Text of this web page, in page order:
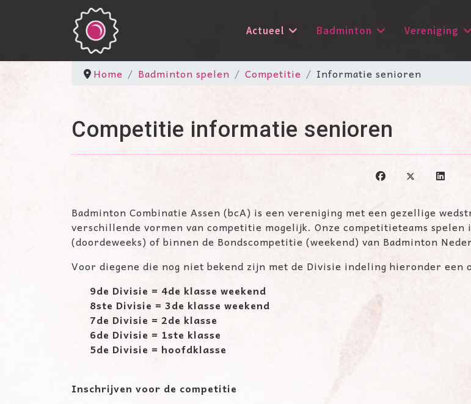
Actueel Badminton Vereniging
Home Badminton spelen Competitie Informatie senioren
Competitie informatie senioren
Badminton Combinatie Assen (bcA) is een vereniging met een gezellige
verschillende vormen van competitie mogelijk. Onze competitieteams
(doordeweeks) of binnen de Bondscompetitie (weekend) van Badminton
Voor diegene die nog niet bekend zijn met de Divisie indeling hieronder een
9de Divisie = 4de klasse weekend
8ste Divisie = 3de klasse weekend
7de Divisie = 2de klasse
6de Divisie = 1ste klasse
5de Divisie = hoofdklasse
Inschrijven voor de competitie